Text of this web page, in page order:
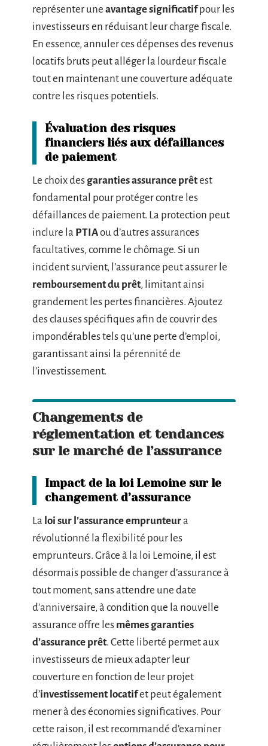
représenter une avantage significatifpour les
investisseurs en réduisant leur charge fiscale.
En essence, annuler ces dépenses des revenus
locatifs bruts peut alléger la lourdeur fiscale
tout en maintenant une couverture adéquate
contre les risques potentiels.
Évaluation des risques
financiers liés aux défaillances
de paiement
Le choix des garanties assurance prêtest
fondamental pour protéger contre les
défaillances de paiement. La protection peut
inclure la PTIAou d’autres assurances
facultatives, comme le chômage. Si un
incident survient, l’assurance peut assurer le
remboursement du prêt, limitant ainsi
grandement les pertes financières. Ajoutez
des clauses spécifiques afin de couvrir des
impondérables tels qu’une perte d’emploi,
garantissant ainsi la pérennité de
l’investissement.
Changements de
réglementation et tendances
sur le marché de l’assurance
Impact de la loi Lemoine sur le
changement d’assurance
La loi sur l’assurance emprunteura
révolutionné la flexibilité pour les
emprunteurs. Grâce à la loi Lemoine, il est
désormais possible de changer d’assurance à
tout moment, sans attendre une date
d’anniversaire, à condition que la nouvelle
assurance offre les mêmes garanties
d’assurance prêt. Cette liberté permet aux
investisseurs de mieux adapter leur
couverture en fonction de leur projet
d’investissement locatifet peut également
mener à des économies significatives. Pour
cette raison, il est recommandé d’examiner